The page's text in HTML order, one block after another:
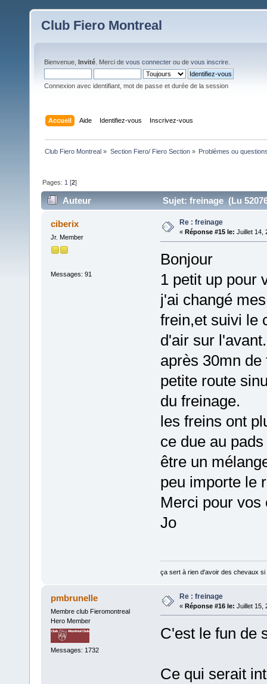
Club Fiero Montreal
Bienvenue, Invité . Merci de vous connecter ou de vous inscrire
Connexion avec identifiant, mot de passe et durée de la session
Accueil Aide Identifiez-vous Inscrivez-vous
Club Fiero Montreal » Section Fiero/ Fiero Section» Problèmes ou
Pages: 1 [2]
Auteur Sujet: freinage (Lu
ciberix
Jr. Member
Messages: 91
Re : freinage
« Réponse #15 le: Juillet 14,
Bonjour
1 petit up pour
j'ai changé
frein,et suivi le
d'air sur l'avant.
après 30mn
petite route
du freinage.
les freins ont
ce due au
être un
peu importe le
Merci pour vos
Jo
ça sert à rien d'avoir des chevaux si
pmbrunelle
Membre club Fieromontreal
Hero Member
Messages: 1732
Re : freinage
« Réponse #16 le: Juillet 15,
C'est le fun de
Ce qui serait